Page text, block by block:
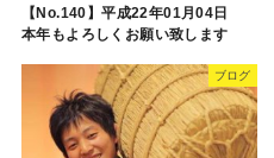
【No.140】平成22年01月04日
本年もよろしくお願い致します
ブログ